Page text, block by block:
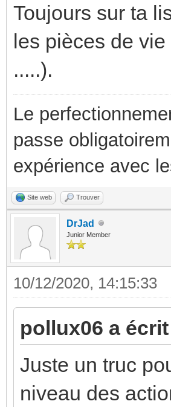
Toujours sur ta
les pièces de
.....).
Le
passe
expérience avec
Site web Trouver
DrJad
Junior Member
10/12/2020, 14:15:33
pollux06 a
Juste un truc
niveau des